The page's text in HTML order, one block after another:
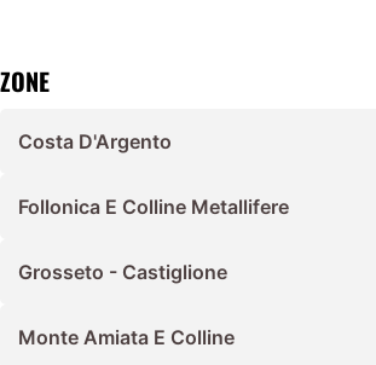
ZONE
Costa D'Argento
Follonica E Colline Metallifere
Grosseto - Castiglione
Monte Amiata E Colline